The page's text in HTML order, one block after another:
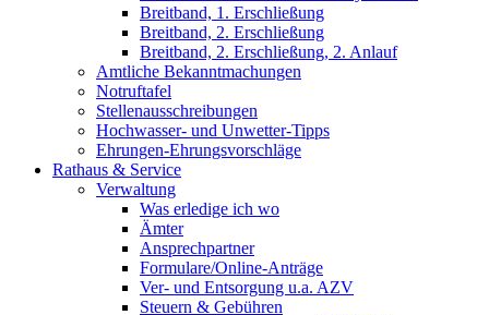
Breitband, 1. Erschließung
Breitband, 2. Erschließung
Breitband, 2. Erschließung, 2. Anlauf
Amtliche Bekanntmachungen
Notruftafel
Stellenausschreibungen
Hochwasser- und Unwetter-Tipps
Ehrungen-Ehrungsvorschläge
Rathaus & Service
Verwaltung
Was erledige ich wo
Ämter
Ansprechpartner
Formulare/Online-Anträge
Ver- und Entsorgung u.a. AZV
Steuern & Gebühren